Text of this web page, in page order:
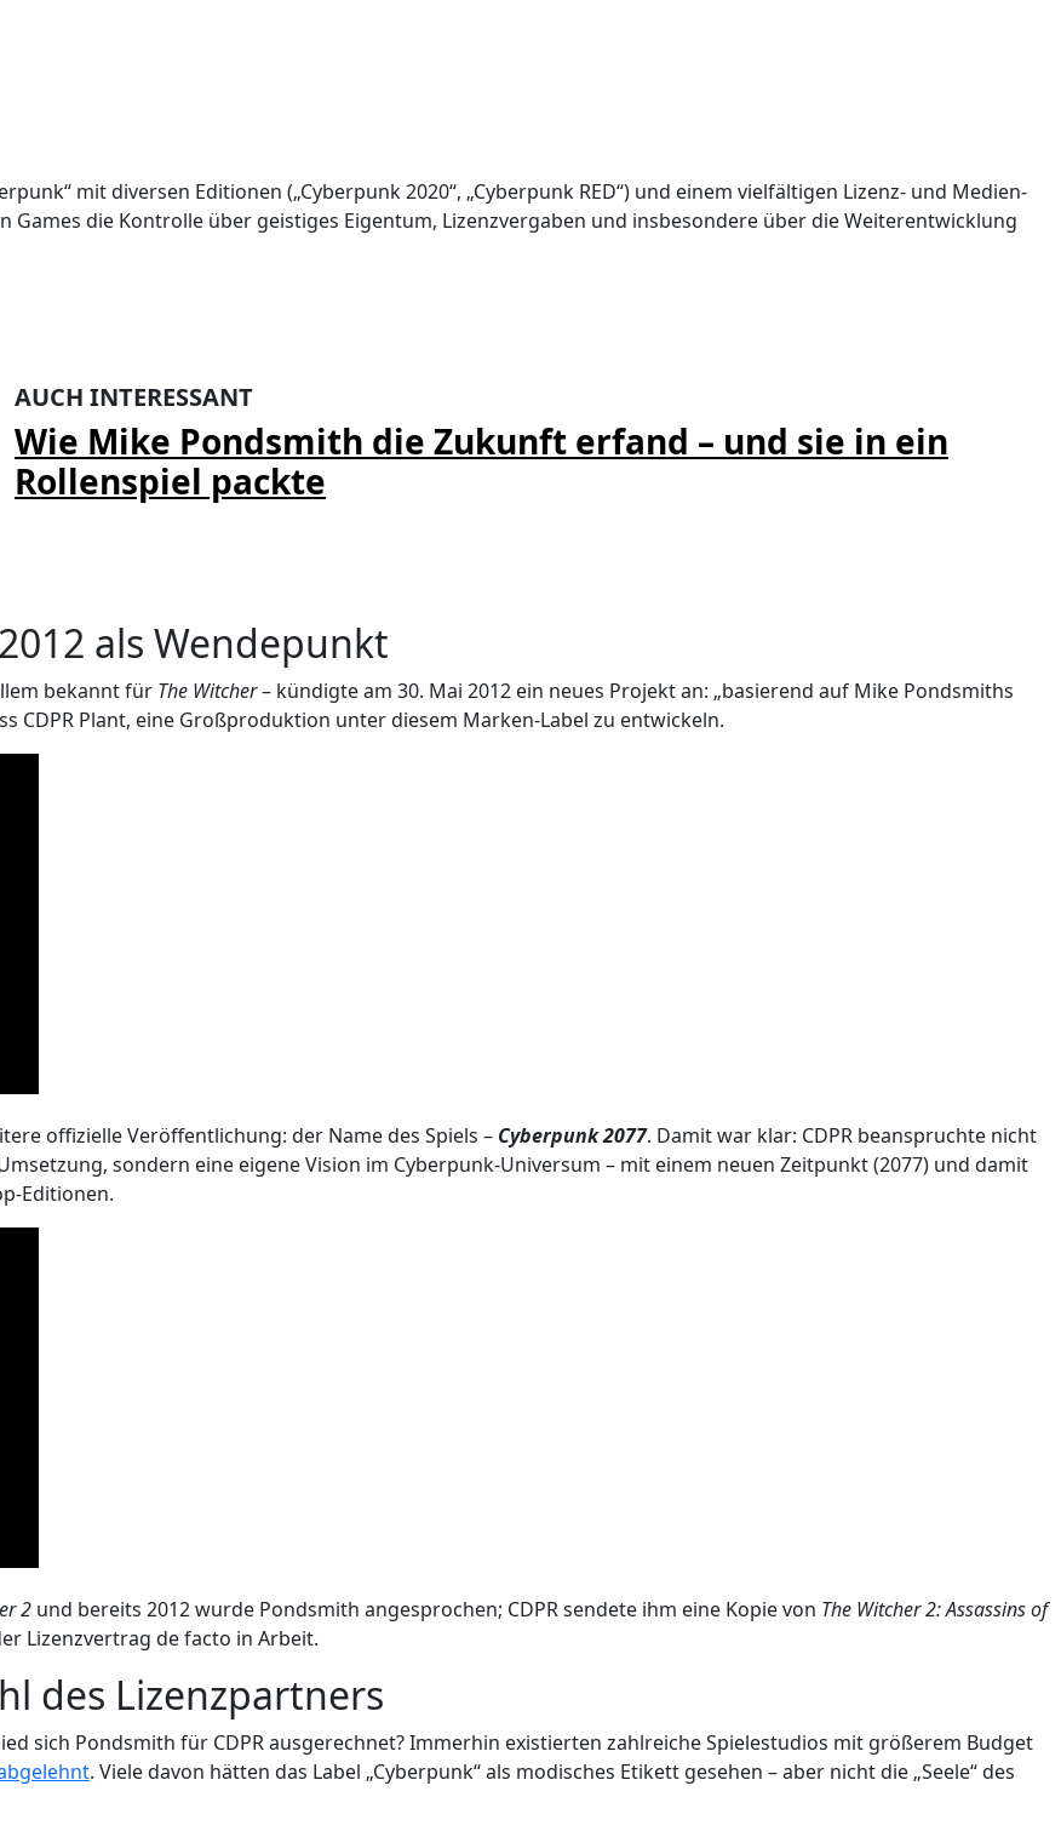
mit diversen Editionen („Cyberpunk 2020“, „Cyberpunk RED“) und einem vielfältigen Lizenz- und Medien-
Games die Kontrolle über geistiges Eigentum, Lizenzvergaben und insbesondere über die Weiterentwicklung
AUCH INTERESSANT
Wie Mike Pondsmith die Zukunft erfand – und sie in ein
Rollenspiel packte
als Wendepunkt
bekannt für The Witcher– kündigte am 30. Mai 2012 ein neues Projekt an: „basierend auf Mike Pondsmiths
CDPR Plant, eine Großproduktion unter diesem Marken-Label zu entwickeln.
offizielle Veröffentlichung: der Name des Spiels – Cyberpunk 2077. Damit war klar: CDPR beanspruchte nicht
sondern eine eigene Vision im Cyberpunk-Universum – mit einem neuen Zeitpunkt (2077) und damit
Editionen.
2 und bereits 2012 wurde Pondsmith angesprochen; CDPR sendete ihm eine Kopie von The Witcher 2: Assassins of
Lizenzvertrag de facto in Arbeit.
des Lizenzpartners
sich Pondsmith für CDPR ausgerechnet? Immerhin existierten zahlreiche Spielestudios mit größerem Budget
. Viele davon hätten das Label „Cyberpunk“ als modisches Etikett gesehen – aber nicht die „Seele“ des